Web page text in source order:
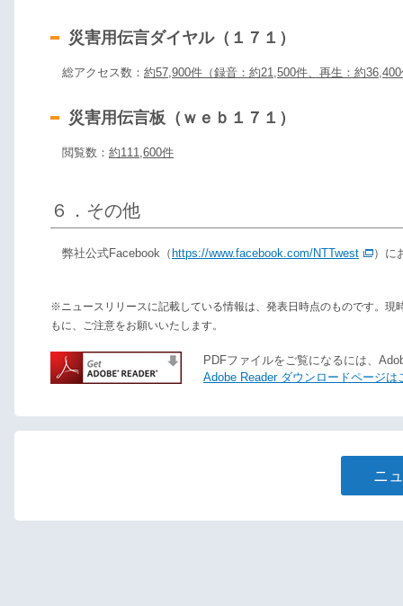
災害用伝言ダイヤル（１７１）
総アクセス数： 約57,900件（録音：約21,500件、再生：約
災害用伝言板（ｗｅｂ１７１）
閲覧数： 約111,600件
６．その他
弊社公式Facebook（ https://www.facebook.com/NTTwest ）に
※ニュースリリースに記載している情報は、発表日時点のものです。
もに、ご注意をお願いいたします。
PDFファイルをご覧になるには、
Adobe Reader ダウンロードページは
ニ